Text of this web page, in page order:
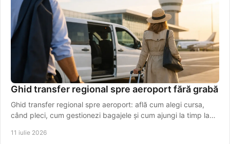
Ghid transfer regional spre aeroport fără grabă
Ghid transfer regional spre aeroport: află cum alegi cursa,
când pleci, cum gestionezi bagajele și cum ajungi la timp la
11 iulie 2026